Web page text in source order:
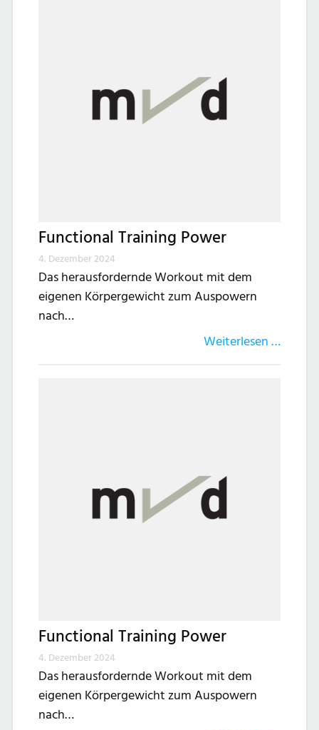
Functional Training Power
4. Dezember 2024
Das herausfordernde Workout mit dem
eigenen Körpergewicht zum Auspowern
nach…
Weiterlesen …
Functional Training Power
4. Dezember 2024
Das herausfordernde Workout mit dem
eigenen Körpergewicht zum Auspowern
nach…